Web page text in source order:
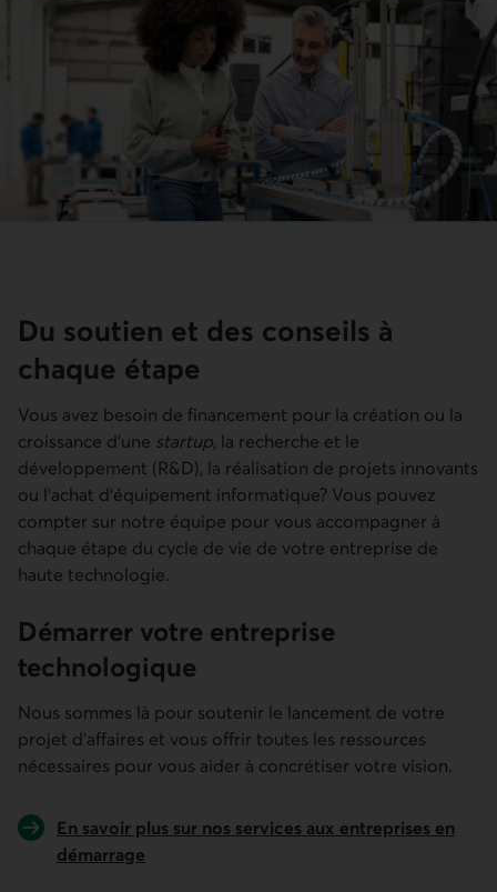
Du soutien et des conseils à
chaque étape
Vous avez besoin de financement pour la création ou la
croissance d'une startup, la recherche et le
développement (R&D), la réalisation de projets innovants
ou l'achat d'équipement informatique? Vous pouvez
compter sur notre équipe pour vous accompagner à
chaque étape du cycle de vie de votre entreprise de
haute technologie.
Démarrer votre entreprise
technologique
Nous sommes là pour soutenir le lancement de votre
projet d'affaires et vous offrir toutes les ressources
nécessaires pour vous aider à concrétiser votre vision.
En savoir plus sur nos services aux entreprises en
démarrage